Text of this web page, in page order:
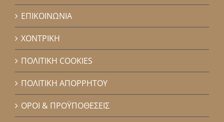
ΕΠΙΚΟΙΝΩΝΙΑ
ΧΟΝΤΡΙΚΗ
ΠΟΛΙΤΙΚΗ COOKIES
ΠΟΛΙΤΙΚΗ ΑΠΟΡΡΗΤΟΥ
ΟΡΟΙ & ΠΡΟΫΠΟΘΕΣΕΙΣ